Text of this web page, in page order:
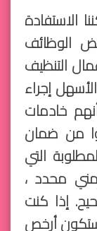
الاستفادة
الوظائف
التنظيف
إجراء
خادمات
من ضمان
التي
محدد ،
إذا كنت
أرخص